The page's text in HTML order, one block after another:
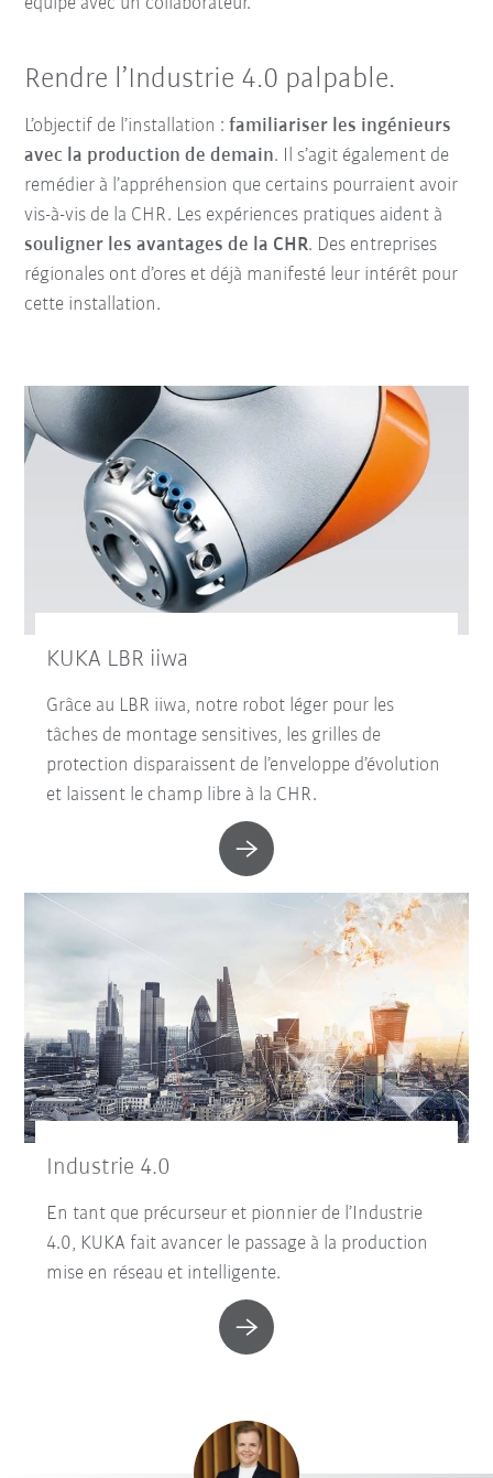
Rendre l’Industrie 4.0 palpable.
L’objectif de l’installation :familiariser les ingénieurs
avec la production de demain. Il s’agit également de
remédier à l’appréhension que certains pourraient avoir
vis-à-vis de la CHR. Les expériences pratiques aident à
souligner les avantages de la CHR. Des entreprises
régionales ont d’ores et déjà manifesté leur intérêt pour
cette installation.
KUKA LBR iiwa
Grâce au LBR iiwa, notre robot léger pour les
tâches de montage sensitives, les grilles de
protection disparaissent de l’enveloppe d’évolution
et laissent le champ libre à la CHR.
Industrie 4.0
En tant que précurseur et pionnier de l’Industrie
4.0, KUKA fait avancer le passage à la production
mise en réseau et intelligente.